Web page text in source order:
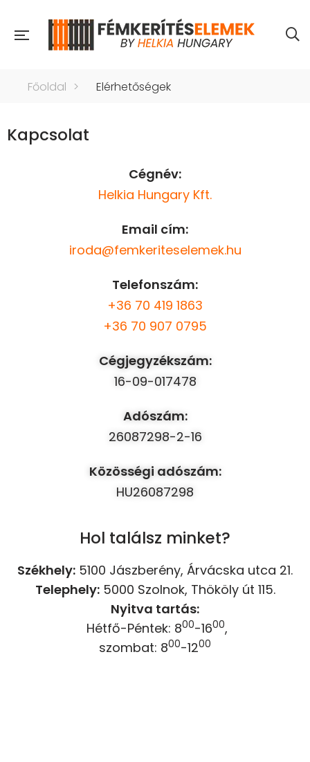
Főoldal > Elérhetőségek
Kapcsolat
Cégnév:
Helkia Hungary Kft.
Email cím:
iroda@femkeriteselemek.hu
Telefonszám:
+36 70 419 1863
+36 70 907 0795
Cégjegyzékszám:
16-09-017478
Adószám:
26087298-2-16
Közösségi adószám:
HU26087298
Hol találsz minket?
Székhely: 5100 Jászberény, Árvácska utca 21.
Telephely: 5000 Szolnok, Thököly út 115.
Nyitva tartás:
Hétfő-Péntek: 800-1600,
szombat: 800-1200